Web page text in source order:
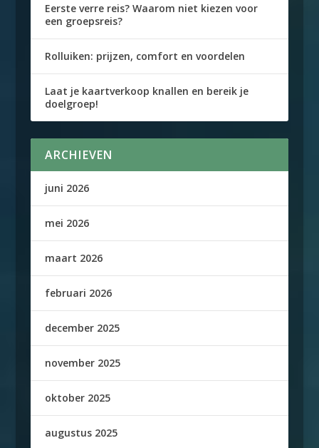
Eerste verre reis? Waarom niet kiezen voor
een groepsreis?
Rolluiken: prijzen, comfort en voordelen
Laat je kaartverkoop knallen en bereik je
doelgroep!
ARCHIEVEN
juni 2026
mei 2026
maart 2026
februari 2026
december 2025
november 2025
oktober 2025
augustus 2025